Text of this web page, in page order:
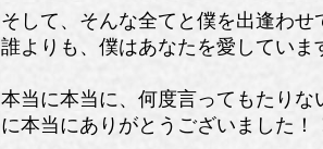
そして、そんな全てと僕を出逢わせ
誰よりも、僕はあなたを愛していま
本当に本当に、何度言ってもたり
に本当にありがとうございました！